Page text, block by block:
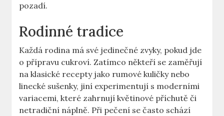
pozadí.
Rodinné tradice
Každá rodina má své jedinečné zvyky, pokud jde
o přípravu cukroví. Zatímco někteří se zaměřují
na klasické recepty jako rumové kuličky nebo
linecké sušenky, jiní experimentují s moderními
variacemi, které zahrnují květinové příchutě či
netradiční náplně. Při pečení se často schází